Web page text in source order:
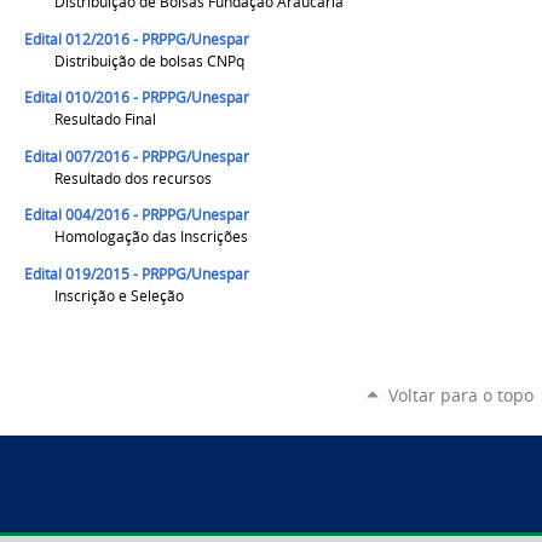
Edital 012/2016 - PRPPG/Unespar
Distribuição de bolsas CNPq
Edital 010/2016 - PRPPG/Unespar
Resultado Final
Edital 007/2016 - PRPPG/Unespar
Resultado dos recursos
Edital 004/2016 - PRPPG/Unespar
Homologação das Inscrições
Edital 019/2015 - PRPPG/Unespar
Inscrição e Seleção
Voltar para o topo